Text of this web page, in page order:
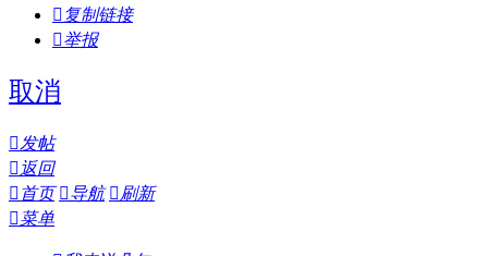
 复制链接
举报
取消
发帖
 返回
 首页 导航 刷新
菜单